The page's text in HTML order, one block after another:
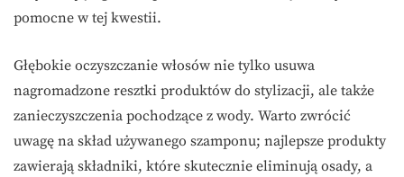
pomocne w tej kwestii.
Głębokie oczyszczanie włosów nie tylko usuwa
nagromadzone resztki produktów do stylizacji, ale także
zanieczyszczenia pochodzące z wody. Warto zwrócić
uwagę na skład używanego szamponu; najlepsze produkty
zawierają składniki, które skutecznie eliminują osady, a